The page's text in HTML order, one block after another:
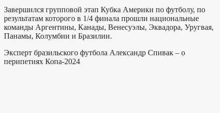
Завершился групповой этап Кубка Америки по футболу, по
результатам которого в 1/4 финала прошли национальные
команды Аргентины, Канады, Венесуэлы, Эквадора, Уругвая,
Панамы, Колумбии и Бразилии.
Эксперт бразильского футбола Александр Спивак – о
перипетиях Копа-2024